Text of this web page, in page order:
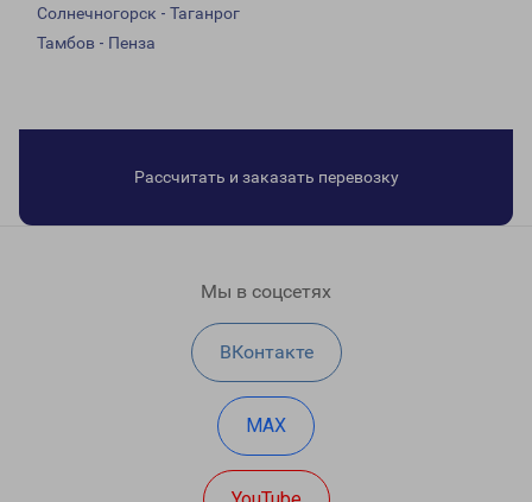
Солнечногорск - Таганрог
Тамбов - Пенза
Рассчитать и заказать перевозку
Мы в соцсетях
ВКонтакте
MAX